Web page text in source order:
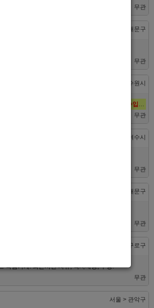
무관
서울 > 동대문구
호빠 최고의 대우로 선수 모집합니다.
무관
경기 > 수원시
무관
전남 > 여수시
호빠알바 해보실분 모집합니다 최고대우보장
무관
서울 > 동대문구
빠 알바모집합니다 동대문호빠
무관
서울 > 구로구
독점가게! 퇴근시간 자유, 식사제공, 무찡!
무관
서울 > 관악구